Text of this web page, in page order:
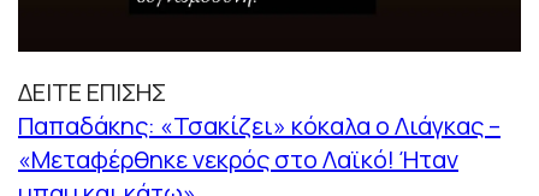
ΔΕΙΤΕ ΕΠΙΣΗΣ
Παπαδάκης: «Τσακίζει» κόκαλα ο Λιάγκας –
«Μεταφέρθηκε νεκρός στο Λαϊκό! Ήταν